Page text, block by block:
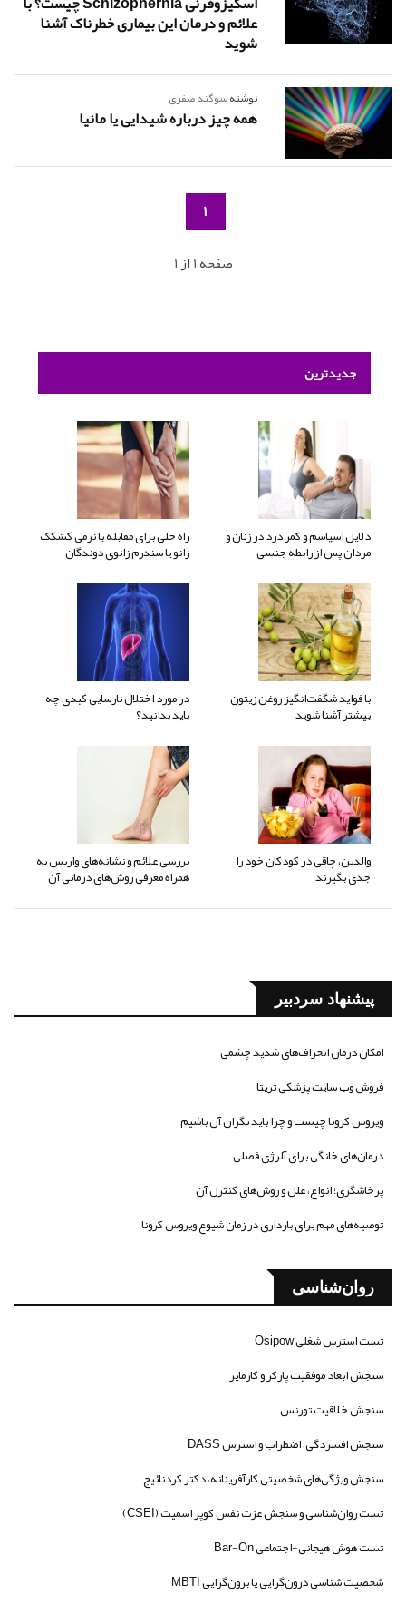
علائم و درمان این بیماری خطرناک آشنا
شوید
نوشتهسوگند صفری
همه چیز درباره شیدایی یا مانیا
1
صفحه 1 از 1
جدیدترین
دلایل اسپاسم و کمر درد در زنان و
مردان پس از رابطه جنسی
راه حلی برای مقابله با نرمی کشکک
زانو یا سندرم زانوی دوندگان
با فواید شگفت‌انگیز روغن زیتون
بیشتر آشنا شوید
در مورد اختلال نارسایی کبدی چه
باید بدانید؟
والدین، چاقی در کودکان خود را
جدی بگیرند
بررسی علائم و نشانه‌های واریس به
همراه معرفی روش‌های درمانی آن
پیشنهاد سردبیر
امکان درمان انحراف‌های شدید چشمی
فروش وب سایت پزشکی تریتا
ویروس کرونا چیست و چرا باید نگران آن باشیم
درمان‌های خانگی برای آلرژی فصلی
پرخاشگری؛ انواع، علل و روش‌های کنترل آن
توصیه‌های مهم برای بارداری در زمان شیوع ویروس کرونا
روان‌شناسی
تست استرس شغلی Osipow
سنجش ابعاد موفقیت پارکر و کازمایر
سنجش خلاقیت تورنس
سنجش افسردگی، اضطراب و استرس DASS
سنجش ویژگی‌های شخصیتی کارآفرینانه، دکتر کردنائیج
تست روان‌شناسی و سنجش عزت نفس کوپر اسمیت (CSEI)
تست هوش هیجانی-اجتماعی Bar-On
شخصیت شناسی درون‌گرایی یا برون‌گرایی MBTI